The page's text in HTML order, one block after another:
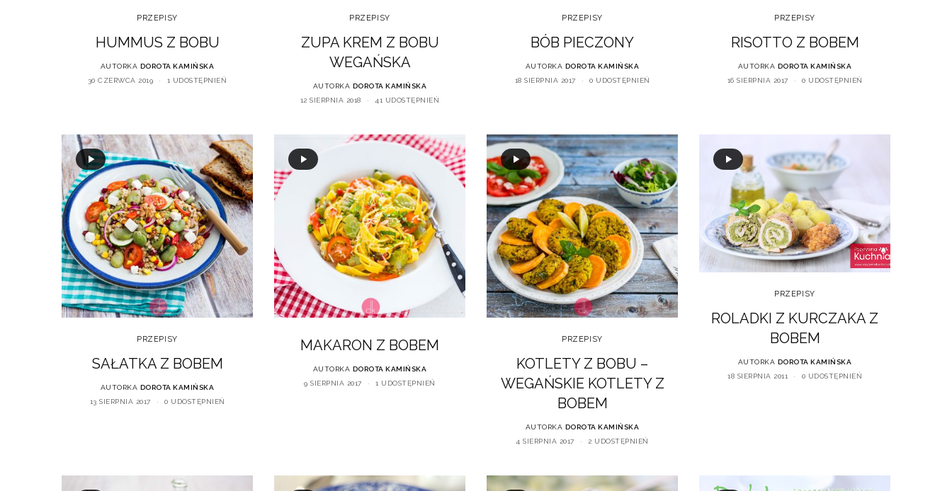
PRZEPISY
HUMMUS Z BOBU
AUTORKA DOROTA KAMIŃSKA
30 CZERWCA 2019
1 UDOSTĘPNIEŃ
PRZEPISY
ZUPA KREM Z BOBU
WEGAŃSKA
AUTORKA DOROTA KAMIŃSKA
12 SIERPNIA 2018
41 UDOSTĘPNIEŃ
PRZEPISY
BÓB PIECZONY
AUTORKA DOROTA KAMIŃSKA
18 SIERPNIA 2017
0 UDOSTĘPNIEŃ
PRZEPISY
RISOTTO Z BOBEM
AUTORKA DOROTA KAMIŃSKA
16 SIERPNIA 2017
0 UDOSTĘPNIEŃ
PRZEPISY
SAŁATKA Z BOBEM
AUTORKA DOROTA KAMIŃSKA
13 SIERPNIA 2017
0 UDOSTĘPNIEŃ
MAKARON Z BOBEM
AUTORKA DOROTA KAMIŃSKA
9 SIERPNIA 2017
1 UDOSTĘPNIEŃ
PRZEPISY
KOTLETY Z BOBU –
WEGAŃSKIE KOTLETY Z
BOBEM
AUTORKA DOROTA KAMIŃSKA
4 SIERPNIA 2017
2 UDOSTĘPNIEŃ
PRZEPISY
ROLADKI Z KURCZAKA Z
BOBEM
AUTORKA DOROTA KAMIŃSKA
18 SIERPNIA 2011
0 UDOSTĘPNIEŃ